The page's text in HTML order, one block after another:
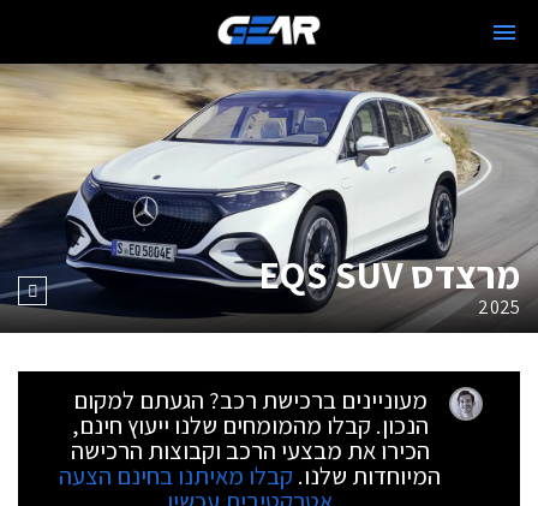
מרצדס EQS SUV
2025
מעוניינים ברכישת רכב? הגעתם למקום
הנכון. קבלו מהמומחים שלנו ייעוץ חינם,
הכירו את מבצעי הרכב וקבוצות הרכישה
המיוחדות שלנו. קבלו מאיתנו בחינם הצעה